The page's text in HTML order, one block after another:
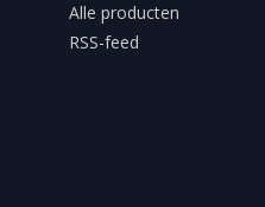
Alle producten
RSS-feed